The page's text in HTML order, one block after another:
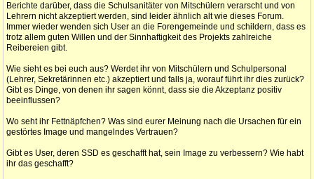
Berichte darüber, dass die Schulsanitäter von Mitschülern verarscht und von
Lehrern nicht akzeptiert werden, sind leider ähnlich alt wie dieses Forum.
Immer wieder wenden sich User an die Forengemeinde und schildern, dass es
trotz allem guten Willen und der Sinnhaftigkeit des Projekts zahlreiche
Reibereien gibt.
Wie sieht es bei euch aus? Werdet ihr von Mitschülern und Schulpersonal
(Lehrer, Sekretärinnen etc.) akzeptiert und falls ja, worauf führt ihr dies zurück?
Gibt es Dinge, von denen ihr sagen könnt, dass sie die Akzeptanz positiv
beeinflussen?
Wo seht ihr Fettnäpfchen? Was sind eurer Meinung nach die Ursachen für ein
gestörtes Image und mangelndes Vertrauen?
Gibt es User, deren SSD es geschafft hat, sein Image zu verbessern? Wie habt
ihr das geschafft?